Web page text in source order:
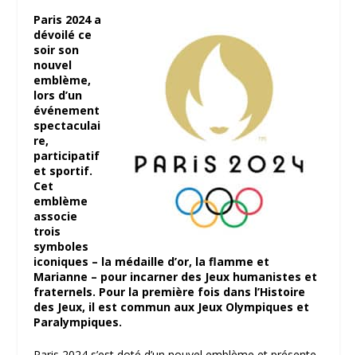
Paris 2024 a
dévoilé ce
soir son
nouvel
emblème,
lors d’un
événement
spectaculai
re,
participatif
et sportif.
Cet
emblème
associe
trois
symboles
iconiques – la médaille d’or, la flamme et
Marianne – pour incarner des Jeux humanistes et
fraternels. Pour la première fois dans l’Histoire
des Jeux, il est commun aux Jeux Olympiques et
Paralympiques.